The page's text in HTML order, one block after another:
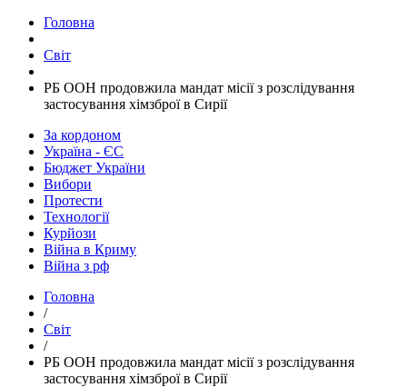
Головна
Світ
​РБ ООН продовжила мандат місії з розслідування
застосування хімзброї в Сирії
За кордоном
Україна - ЄС
Бюджет України
Вибори
Протести
Технології
Курйози
Війна в Криму
Війна з рф
Головна
/
Світ
/
​РБ ООН продовжила мандат місії з розслідування
застосування хімзброї в Сирії